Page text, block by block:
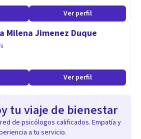
Ver perfil
Milena Jimenez Duque
Ver perfil
tu viaje de bienestar
de psicólogos calificados. Empatía y
a tu servicio.